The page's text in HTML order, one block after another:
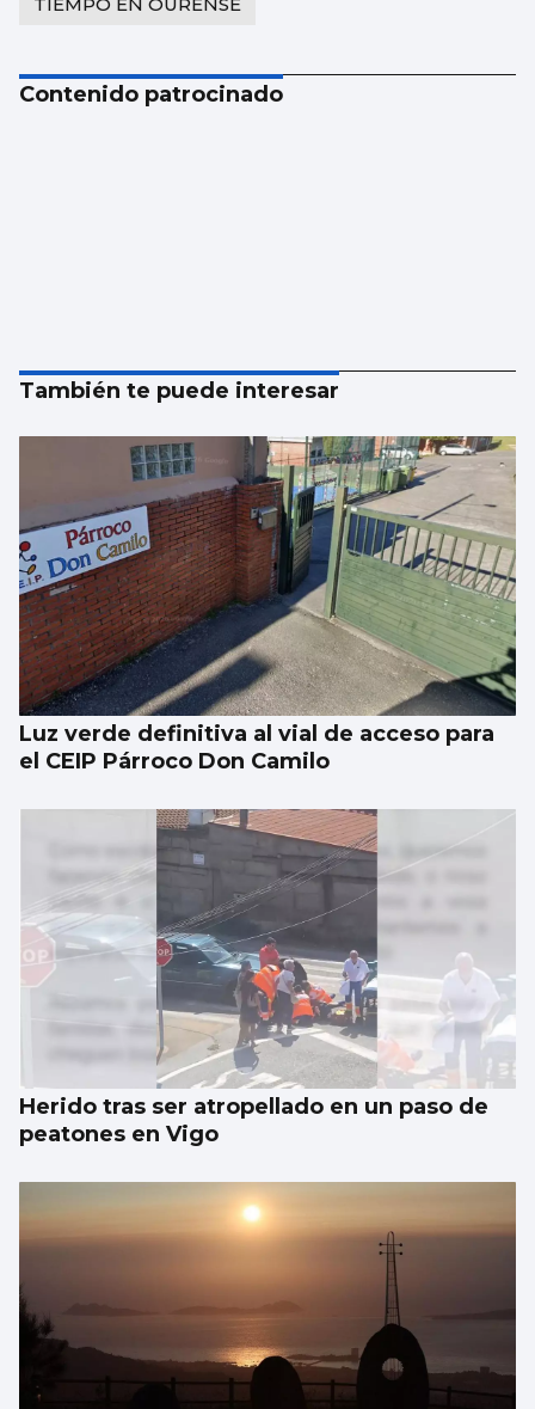
TIEMPO EN OURENSE
Contenido patrocinado
También te puede interesar
Luz verde definitiva al vial de acceso para
el CEIP Párroco Don Camilo
Herido tras ser atropellado en un paso de
peatones en Vigo